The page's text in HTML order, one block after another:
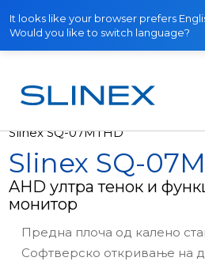
It looks like your browser prefers
Would you like to switch language?
Почетна Производи
Slinex SQ-07MTHD
Slinex SQ-
AHD ултра тенок и
монитор
Предна плоча од калено
Софтверско откривање на